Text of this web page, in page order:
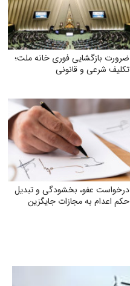
ضرورت بازگشایی فوری خانه ملت؛
تکلیف شرعی و قانونی
درخواست عفو، بخشودگی و تبدیل
حکم اعدام به مجازات جایگزین